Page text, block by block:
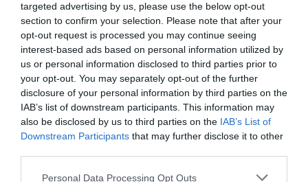
targeted advertising by us, please use the below opt-out
section to confirm your selection. Please note that after your
opt-out request is processed you may continue seeing
interest-based ads based on personal information utilized by
us or personal information disclosed to third parties prior to
your opt-out. You may separately opt-out of the further
disclosure of your personal information by third parties on the
IAB’s list of downstream participants. This information may
also be disclosed by us to third parties on the IAB’s List of
Downstream Participants that may further disclose it to other
Personal Data Processing Opt Outs
θα εμφανιστεί στην ασημένια οθόνη. Σε μια
συνέντευξη σε ένα επεισόδιο του The Ellen
DeGeneres Show τον Μάρτιο, η Dern είπε ότι
θέλει η 17χρονη της να τελειώσει τις σπουδές
της, επειδή είδε από πρώτο χέρι «τις συνέπειες
του να μην σπουδάζεις», αν και τη συγκινεί που
η Harper θέλει να ακολουθήσει τα βήματά της.